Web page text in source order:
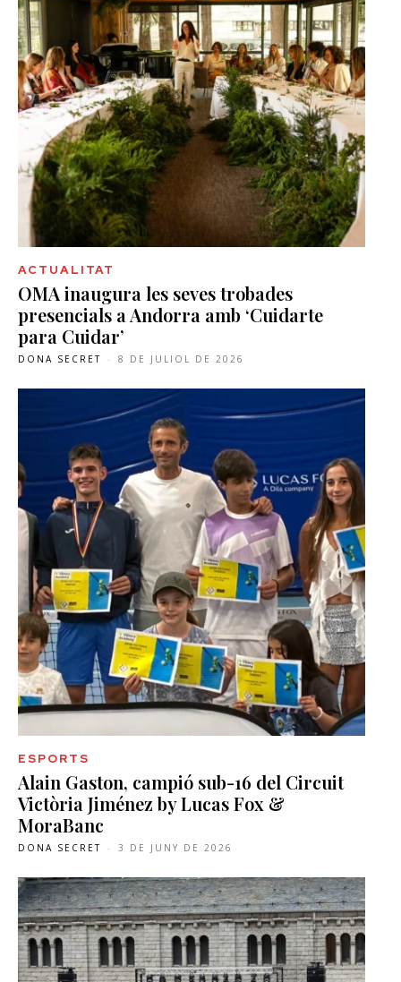
ACTUALITAT
OMA inaugura les seves trobades
presencials a Andorra amb ‘Cuidarte
para Cuidar’
DONA SECRET - 8 DE JULIOL DE 2026
ESPORTS
Alain Gaston, campió sub-16 del Circuit
Victòria Jiménez by Lucas Fox &
MoraBanc
DONA SECRET - 3 DE JUNY DE 2026